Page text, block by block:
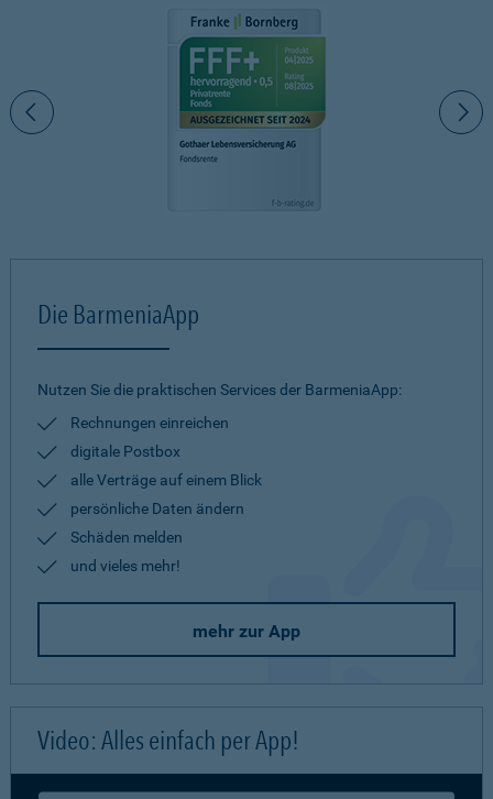
Die BarmeniaApp
Nutzen Sie die praktischen Services der BarmeniaApp:
Rechnungen einreichen
digitale Postbox
alle Verträge auf einem Blick
persönliche Daten ändern
Schäden melden
und vieles mehr!
mehr zur App
Video: Alles einfach per App!